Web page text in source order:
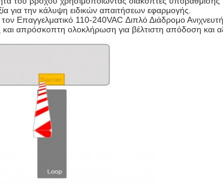
για την κάλυψη ειδικών απαιτήσεων εφαρμογής.
Επαγγελματικό 110-240VAC Διπλό Διάδρομο
απρόσκοπτη ολοκλήρωση για βέλτιστη απόδοση και